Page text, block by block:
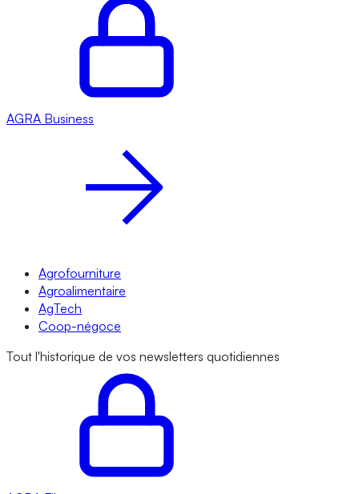
AGRA Business
Agrofourniture
Agroalimentaire
AgTech
Coop-négoce
Tout l'historique de vos newsletters quotidiennes